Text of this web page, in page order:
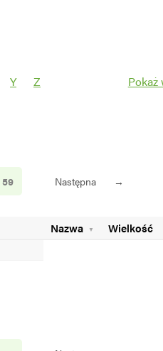
Y Z Pokaż
59 Następna →
Nazwa Wielkość